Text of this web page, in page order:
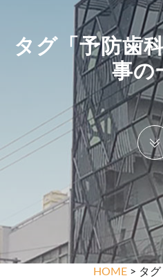
タグ「予防歯
事の
HOME > タ